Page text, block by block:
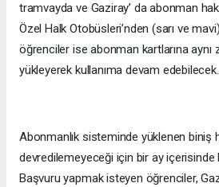
tramvayda ve Gaziray’ da abonman
Özel Halk Otobüsleri’nden (sarı ve
öğrenciler ise abonman kartlarına aynı
yükleyerek kullanıma devam edebilecek.
Abonmanlık sisteminde yüklenen biniş
devredilemeyeceği için bir ay içerisinde
Başvuru yapmak isteyen öğrenciler,